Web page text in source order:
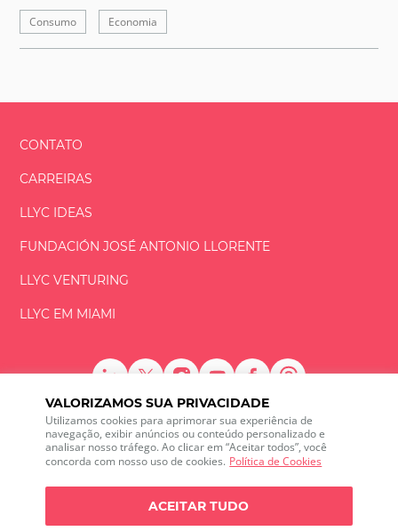
VALORIZAMOS SUA PRIVACIDADE
Utilizamos cookies para aprimorar sua experiência de
navegação, exibir anúncios ou conteúdo personalizado e
analisar nosso tráfego. Ao clicar em “Aceitar todos”, você
concorda com nosso uso de cookies. Política de Cookies
ACEITAR TUDO
Consumo Economia
CONTATO
CARREIRAS
LLYC IDEAS
FUNDACIÓNJOSÉ ANTONIO LLORENTE
LLYC VENTURING
LLYC EM MIAMI
LLYC © 2026 Todos os direitos reservados
ES EN BR
600 Brickell Avenue, Suite 2125 Miami, Florida 33131
Política de Privacidade